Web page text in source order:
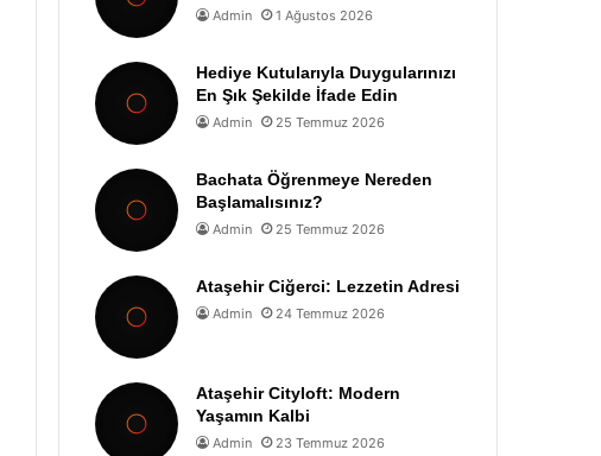
Admin 1 Ağustos 2026
Hediye Kutularıyla Duygularınızı
En Şık Şekilde İfade Edin
Admin 25 Temmuz 2026
Bachata Öğrenmeye Nereden
Başlamalısınız?
Admin 25 Temmuz 2026
Ataşehir Ciğerci: Lezzetin Adresi
Admin 24 Temmuz 2026
Ataşehir Cityloft: Modern
Yaşamın Kalbi
Admin 23 Temmuz 2026